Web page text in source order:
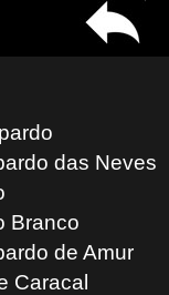
das Neves
Branco
de Amur
Caracal